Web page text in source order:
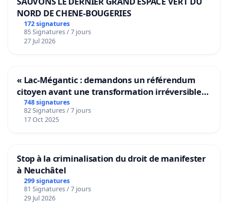
NORD DE CHENE-BOUGERIES
172 signatures
85 Signatures / 7 jours
27 Jul 2026
« Lac-Mégantic : demandons un référendum
citoyen avant une transformation irréversible
de notre territoire »
748 signatures
82 Signatures / 7 jours
17 Oct 2025
Stop à la criminalisation du droit de manifester
à Neuchâtel
299 signatures
81 Signatures / 7 jours
29 Jul 2026